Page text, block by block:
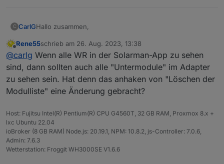
C CarlGHallo zusammen,
erstmal super Arbeit! Läuft bei mir bis jetzt sehr gut! :)
Allerdings habe ich ein Problem nach dem Hinzufügen
eines 4. Loggers.
Ausgangslage:Ich habe 3 Deye Logger erfolgreich
eingebunden, jeder scheint auch soweit ich das
gesehen habe unter den Objekten 3 Ordner zu
erstellen. Es sind auch drei Module im Reiter
Problem: Nun habe ich einen 4. in der Solarman
hinzugefügt, dieser wird auch auf dem Handy und auf
nur ein weiteres Modul bzw. Ordner auf. Also habe ich
insgesamt 10 Untermodule (3x3 alt + 1 neu), wobei ich
eher von 12 ausgegangen wäre (je 3 Stk. pro Modul).
Allerdings ist der Wert unter
(alle 4 Logger).
Adapter neu installiert.
Ich bin aktuell out of options. Hat jemand Ideen? Kann
man vielleicht nur max. 10 Untermodule im Adapter
haben? Oder ist der Logger nicht richtig verknüpft?
Vielen Dank für den Support!
Offline
Rene55schrieb am 26. Aug. 2023, 13:38
zuletzt editiert von
@carlg Wenn alle WR in der Solarman-App zu sehen
sind, dann sollten auch alle "Untermodule" im Adapter
zu sehen sein. Hat denn das anhaken von "Löschen der
Modulliste" eine Änderung gebracht?
Host: Fujitsu Intel(R) Pentium(R) CPU G4560T, 32 GB RAM, Proxmox 8.x +
lxc Ubuntu 22.04
ioBroker (8 GB RAM) Node.js: 20.19.1, NPM: 10.8.2, js-Controller: 7.0.6,
Admin: 7.6.3
Wetterstation: Froggit WH3000SE V1.6.6